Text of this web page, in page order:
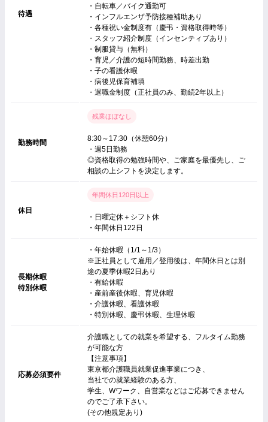
待遇
・自転車／バイク通勤可
・インフルエンザ予防接種補助あり
・各種祝い金制度有（慶弔・資格取得時等）
・スタッフ紹介制度（インセンティブあり）
・制服貸与（無料）
・育児／介護の短時間勤務、時差出勤
・子の看護休暇
・病後児保育補填
・退職金制度（正社員のみ、勤続2年以上）
勤務時間
残業ほぼなし
8:30～17:30（休憩60分）
・週5日勤務
◎資格取得の勉強時間や、ご家庭を最優先し、ご
相談の上シフトを決定します。
休日
年間休日120日以上
・日曜定休＋シフト休
・年間休日122日
長期休暇
特別休暇
・年始休暇（1/1～1/3）
※正社員として雇用／登用後は、年間休日とは別
途の夏季休暇2日あり
・有給休暇
・産前産後休暇、育児休暇
・介護休暇、看護休暇
・特別休暇、慶弔休暇、生理休暇
応募必須要件
介護職としての就業を希望する、フルタイム勤務
が可能な方
【注意事項】
東京都介護職員就業促進事業につき、
当社での就業経験のある方、
学生、Wワーク、自営業などはご応募できません
のでご了承下さい。
(その他規定あり)